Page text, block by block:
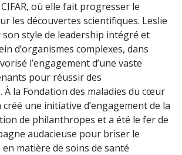
où elle fait progresser le
les découvertes scientifiques. Leslie
style de leadership intégré et
d’organismes complexes, dans
l’engagement d’une vaste
pour réussir des
la Fondation des maladies du cœur
créé une initiative d’engagement de la
de philanthropes et a été le fer de
audacieuse pour briser le
matière de soins de santé